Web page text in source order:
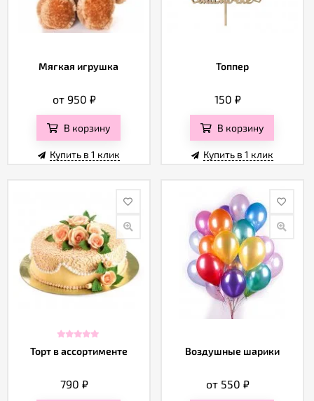
Мягкая игрушка
от 950₽
В корзину
Купить в 1 клик
Топпер
150₽
В корзину
Купить в 1 клик
Торт в ассортименте
790₽
Воздушные шарики
от 550₽